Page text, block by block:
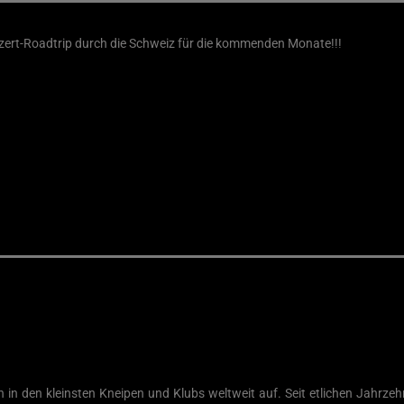
Roadtrip durch die Schweiz für die kommenden Monate!!!
den kleinsten Kneipen und Klubs weltweit auf. Seit etlichen